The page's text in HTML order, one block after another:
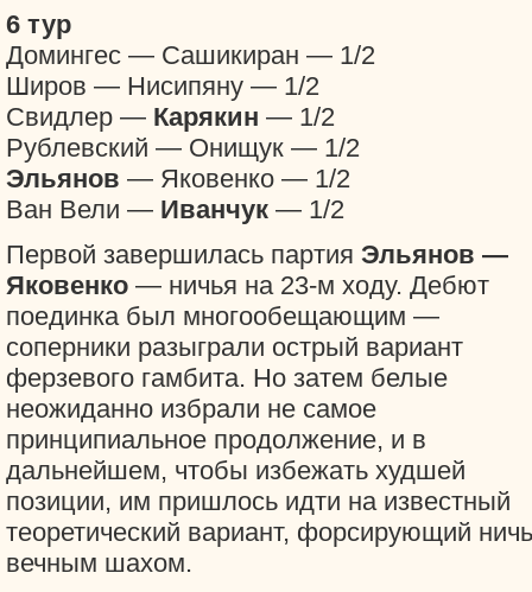
6 тур
Домингес — Сашикиран — 1/2
Широв — Нисипяну — 1/2
Свидлер — Карякин — 1/2
Рублевский — Онищук — 1/2
Эльянов — Яковенко — 1/2
Ван Вели — Иванчук — 1/2
Первой завершилась партия Эльянов —
Яковенко — ничья на 23-м ходу. Дебют
поединка был многообещающим —
соперники разыграли острый вариант
ферзевого гамбита. Но затем белые
неожиданно избрали не самое
принципиальное продолжение, и в
дальнейшем, чтобы избежать худшей
позиции, им пришлось идти на известный
теоретический вариант, форсирующий
вечным шахом.